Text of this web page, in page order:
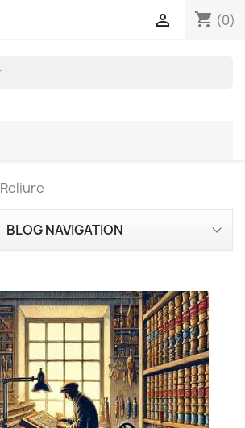
shopping_cart (0)

Reliure
BLOG NAVIGATION